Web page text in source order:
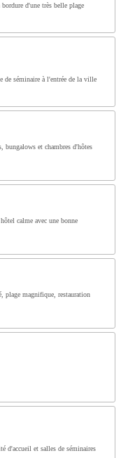
d'une très belle plage
de séminaire à l'entrée de la ville
bungalows et chambres d'hôtes
calme avec une bonne
plage magnifique, restauration
d'accueil et salles de séminaires